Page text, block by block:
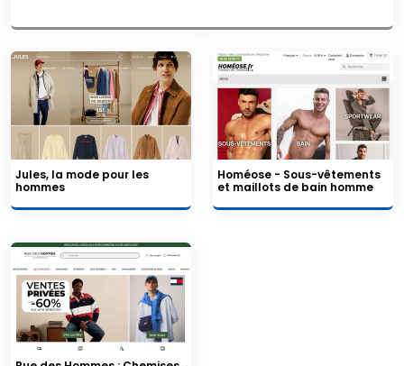
Jules, la mode pour les
hommes
Homéose - Sous-vêtements
et maillots de bain homme